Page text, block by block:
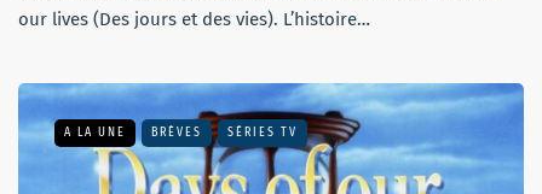
our lives (Des jours et des vies). L’histoire…
A LA UNE BRÈVES SÉRIES TV